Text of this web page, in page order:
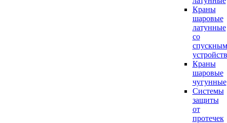
Краны
шаровые
латунные
со
спускным
Краны
шаровые
чугунные
Системы
защиты
от
протечек